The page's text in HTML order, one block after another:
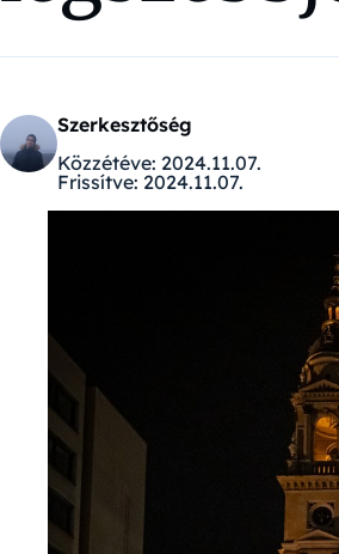
Szerkesztőség
Közzétéve: 2024.11.07.
Frissítve: 2024.11.07.